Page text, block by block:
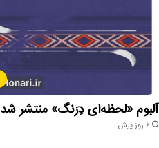
آلبوم «لحظه‌ای دِرَنگ» منتشر شد
6 روز پیش